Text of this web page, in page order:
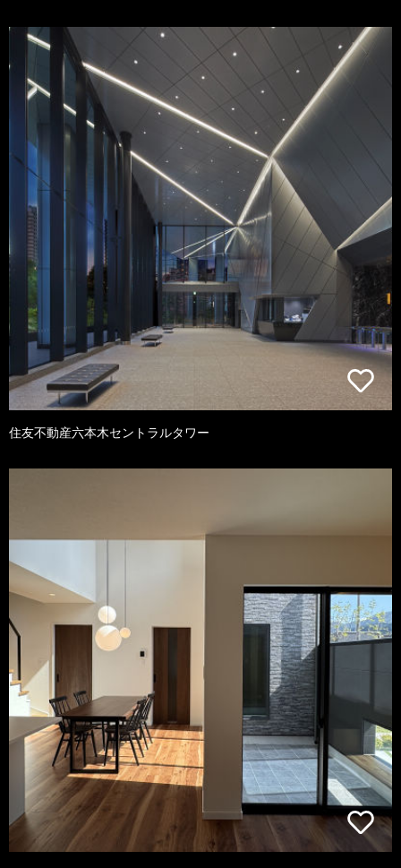
住友不動産六本木セントラルタワー